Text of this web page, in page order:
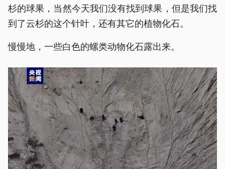
杉的球果，当然今天我们没有找到球果，但是我们找
到了云杉的这个针叶，还有其它的植物化石。
慢慢地，一些白色的螺类动物化石露出来。